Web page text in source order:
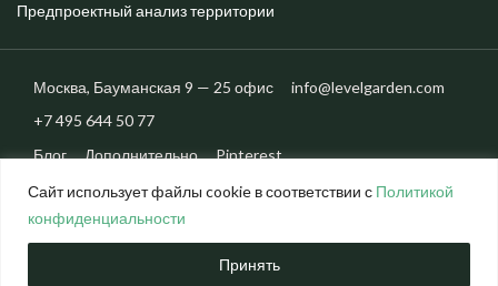
Предпроектный анализ территории
Москва, Бауманская 9 — 25 офис
info@levelgarden.com
+7 495 644 50 77
© 2026 level garden. Все авторские права защищены.
Блог Дополнительно Pinterest
Политика конфиденциальности
Сайт использует файлы cookie в соответствии с Политикой
конфиденциальности
Принять